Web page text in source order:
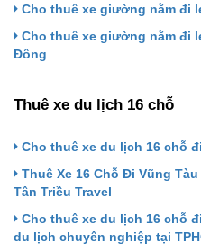
Cho thuê xe giường nằm đi
Cho thuê xe giường nằm đi
Đông
Thuê xe du lịch 16 chỗ
Cho thuê xe du lịch 16 chỗ
Thuê Xe 16 Chỗ Đi Vũng
Tân Triều Travel
Cho thuê xe du lịch 16 chỗ
du lịch chuyên nghiệp tại